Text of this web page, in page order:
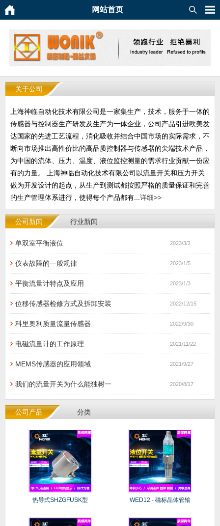
网站首页
关于公司
上海神临自动化技术有限公司是一家集生产，技术，服务于一体的
传感器与控制器生产研发及生产为一体企业，公司产品引进欧美发
达国家的先进工艺流程，消化吸收并结合中国市场的实际需求，不
断向市场推出高性价比的高品质控制器与传感器的尖端技术产品，
为中国的流体、压力、温度、液位监控测量的需求行业贡献一份应
有的力量。 上海神临自动化技术有限公司以流量开关和压力开关
做为开发设计的起点，从生产到测试都按照严格的质量保证和完善
的生产管理体系进行，使得每个产品都有... 详细>>
公司新闻 行业新闻
单双室平衡液位 2023/3/2
仪表故障的一般规律 2023/1/5
平衡流量计特点及应用 2023/1/3
位移传感器检修方式及拆卸安装 2022/12/15
科里奥利质量流量传感器 2022/9/30
电磁流量计的工作原理 2021/11/22
MEMS传感器的应用领域 2021/9/27
我们的流量开关为什么能独树一 2020/8/17
公司产品 分类
热导式SHZGFUSK型 WED12 - 磁标晶体管输